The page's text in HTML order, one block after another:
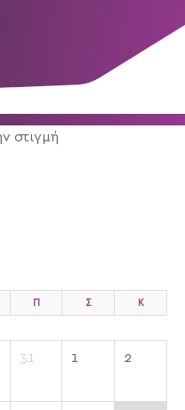
στιγμή
Π Σ Κ
31 1 2